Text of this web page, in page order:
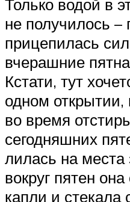
Только водой в
не получилось –
прицепилась
вчерашние
Кстати, тут
одном открытии,
во время
сегодняшних
лилась на места
вокруг пятен
капли и стекала